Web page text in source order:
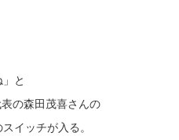
と
の森田茂喜さんの
イッチが入る。